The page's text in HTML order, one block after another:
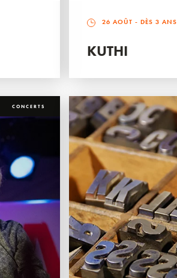
26 AOÛT - DÈS 3 ANS
KUTHI
CONCERTS